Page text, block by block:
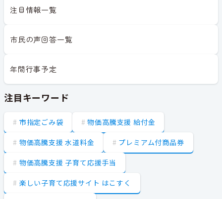
注目情報一覧
市民の声回答一覧
年間行事予定
注目キーワード
市指定ごみ袋 物価高騰支援 給付金
物価高騰支援 水道料金 プレミアム付商品券
物価高騰支援 子育て応援手当
楽しい子育て応援サイト はこすく